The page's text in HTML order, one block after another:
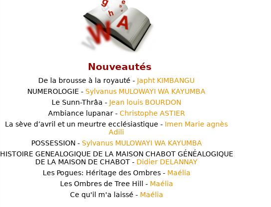
Nouveautés
De la brousse à la royauté - Japht KIMBANGU
NUMEROLOGIE - Sylvanus MULOWAYI WA KAYUMBA
Le Sunn-Thrâa - Jean louis BOURDON
Ambiance lupanar - Christophe ASTIER
La sève d’avril et un meurtre ecclésiastique - Imen Marie agnès
Adili
POSSESSION - Sylvanus MULOWAYI WA KAYUMBA
HISTOIRE GENEALOGIQUE DE LA MAISON CHABOT GÉNÉALOGIQUE
DE LA MAISON DE CHABOT - Didier DELANNAY
Les Pogues: Héritage des Ombres - Maélia
Les Ombres de Tree Hill - Maélia
Ce qu'il m'a laissé - Maélia